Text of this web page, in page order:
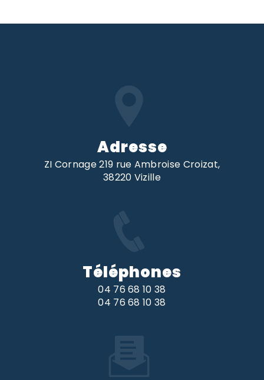
Adresse
ZI Cornage 219 rue Ambroise Croizat,
38220 Vizille
Téléphones
04 76 68 10 38
04 76 68 10 38